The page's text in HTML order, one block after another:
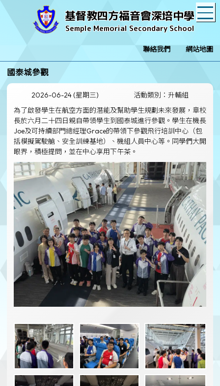
基督教四方福音會深培中學
Semple Memorial Secondary School
聯絡我們 網站地圖
國泰城參觀
2026-06-24 (星期三)
活動類別：升輔組
為了啟發學生在航空方面的潛能及幫助學生規劃未來發展，章校
長於六月二十四日親自帶領學生到國泰城進行參觀。學生在機長
Joe及可持續部門總經理Grace的帶領下參觀飛行培訓中心（包
括模擬駕駛艙、安全訓練基地）、機組人員中心等。同學們大開
眼界，積極提問，並在中心享用下午茶。